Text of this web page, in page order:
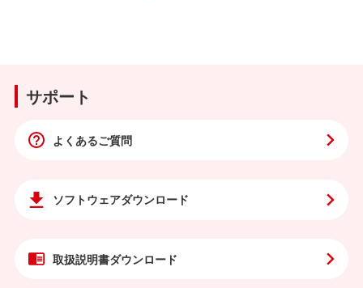
サポート
よくあるご質問
ソフトウェアダウンロード
取扱説明書ダウンロード